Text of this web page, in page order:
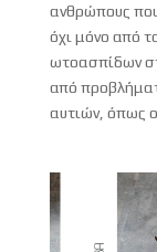
ανθρώπους
όχι μόνο από
ωτοασπίδων
από
αυτιών, όπως